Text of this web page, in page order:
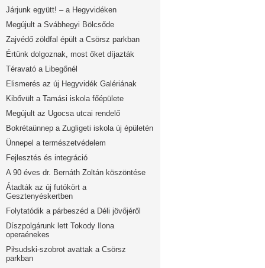
Járjunk együtt! – a Hegyvidéken
Megújult a Svábhegyi Bölcsőde
Zajvédő zöldfal épült a Csörsz parkban
Értünk dolgoznak, most őket díjazták
Téravató a Libegőnél
Elismerés az új Hegyvidék Galériának
Kibővült a Tamási iskola főépülete
Megújult az Ugocsa utcai rendelő
Bokrétaünnep a Zugligeti iskola új épületén
Ünnepel a természetvédelem
Fejlesztés és integráció
A 90 éves dr. Bernáth Zoltán köszöntése
Átadták az új futókört a
Gesztenyéskertben
Folytatódik a párbeszéd a Déli jövőjéről
Díszpolgárunk lett Tokody Ilona
operaénekes
Piłsudski-szobrot avattak a Csörsz
parkban